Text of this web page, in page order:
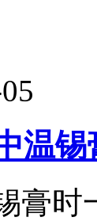
温锡
膏时